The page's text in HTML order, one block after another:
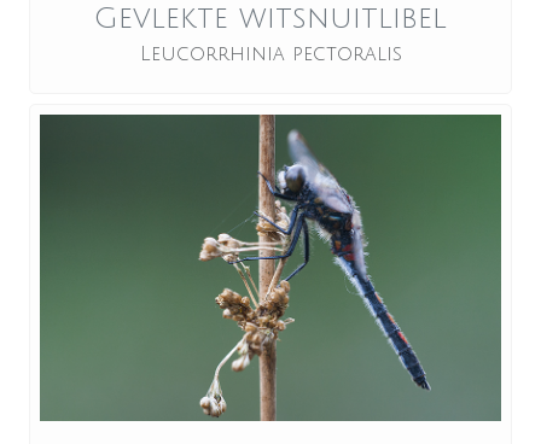
Gevlekte witsnuitlibel
Leucorrhinia pectoralis